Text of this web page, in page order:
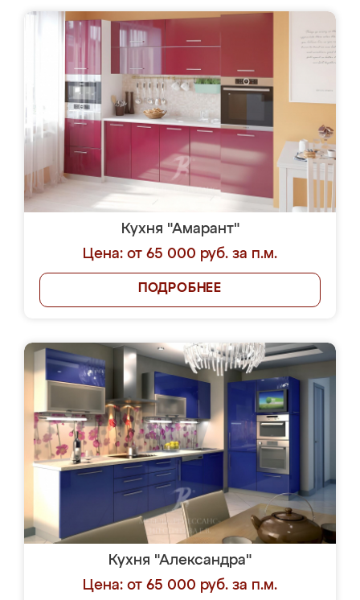
Кухня "Амарант"
Цена: от 65 000 руб. за п.м.
ПОДРОБНЕЕ
Кухня "Александра"
Цена: от 65 000 руб. за п.м.